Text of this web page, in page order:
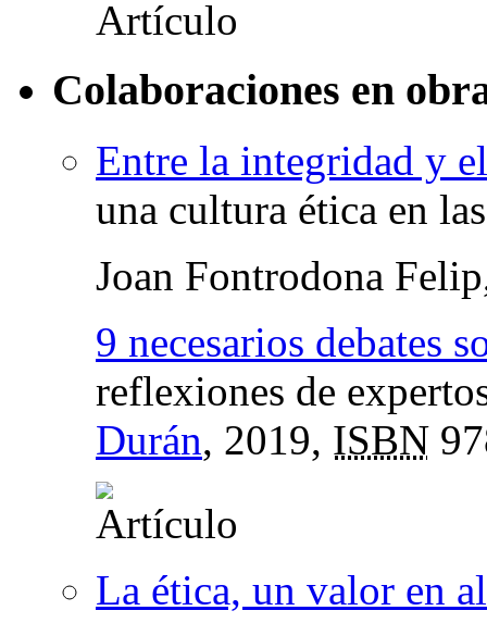
Colaboraciones en
Entre la integridad y
una cultura ética en
Joan Fontrodona
9 necesarios debates
reflexiones de
Durán, 2019, ISBN
La ética, un valor en